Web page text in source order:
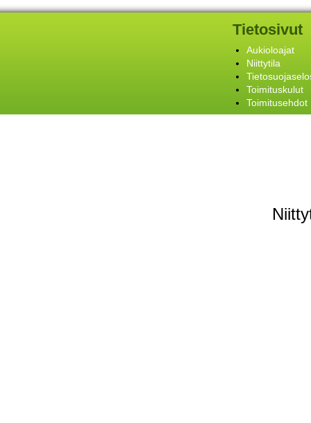
Tietosivut
Aukioloajat
Niittytila
Toimituskulut
Toimitusehdot